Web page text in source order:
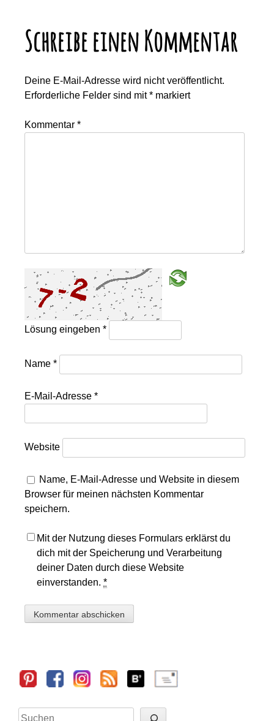
Schreibe einen Kommentar
Deine E-Mail-Adresse wird nicht veröffentlicht.
Erforderliche Felder sind mit* markiert
Kommentar*
Lösung eingeben*
Name*
E-Mail-Adresse*
Website
Name, E-Mail-Adresse und Website in diesem
Browser für meinen nächsten Kommentar
speichern.
Mit der Nutzung dieses Formulars erklärst du
dich mit der Speicherung und Verarbeitung
deiner Daten durch diese Website
einverstanden.*
Sidebar
Suchen